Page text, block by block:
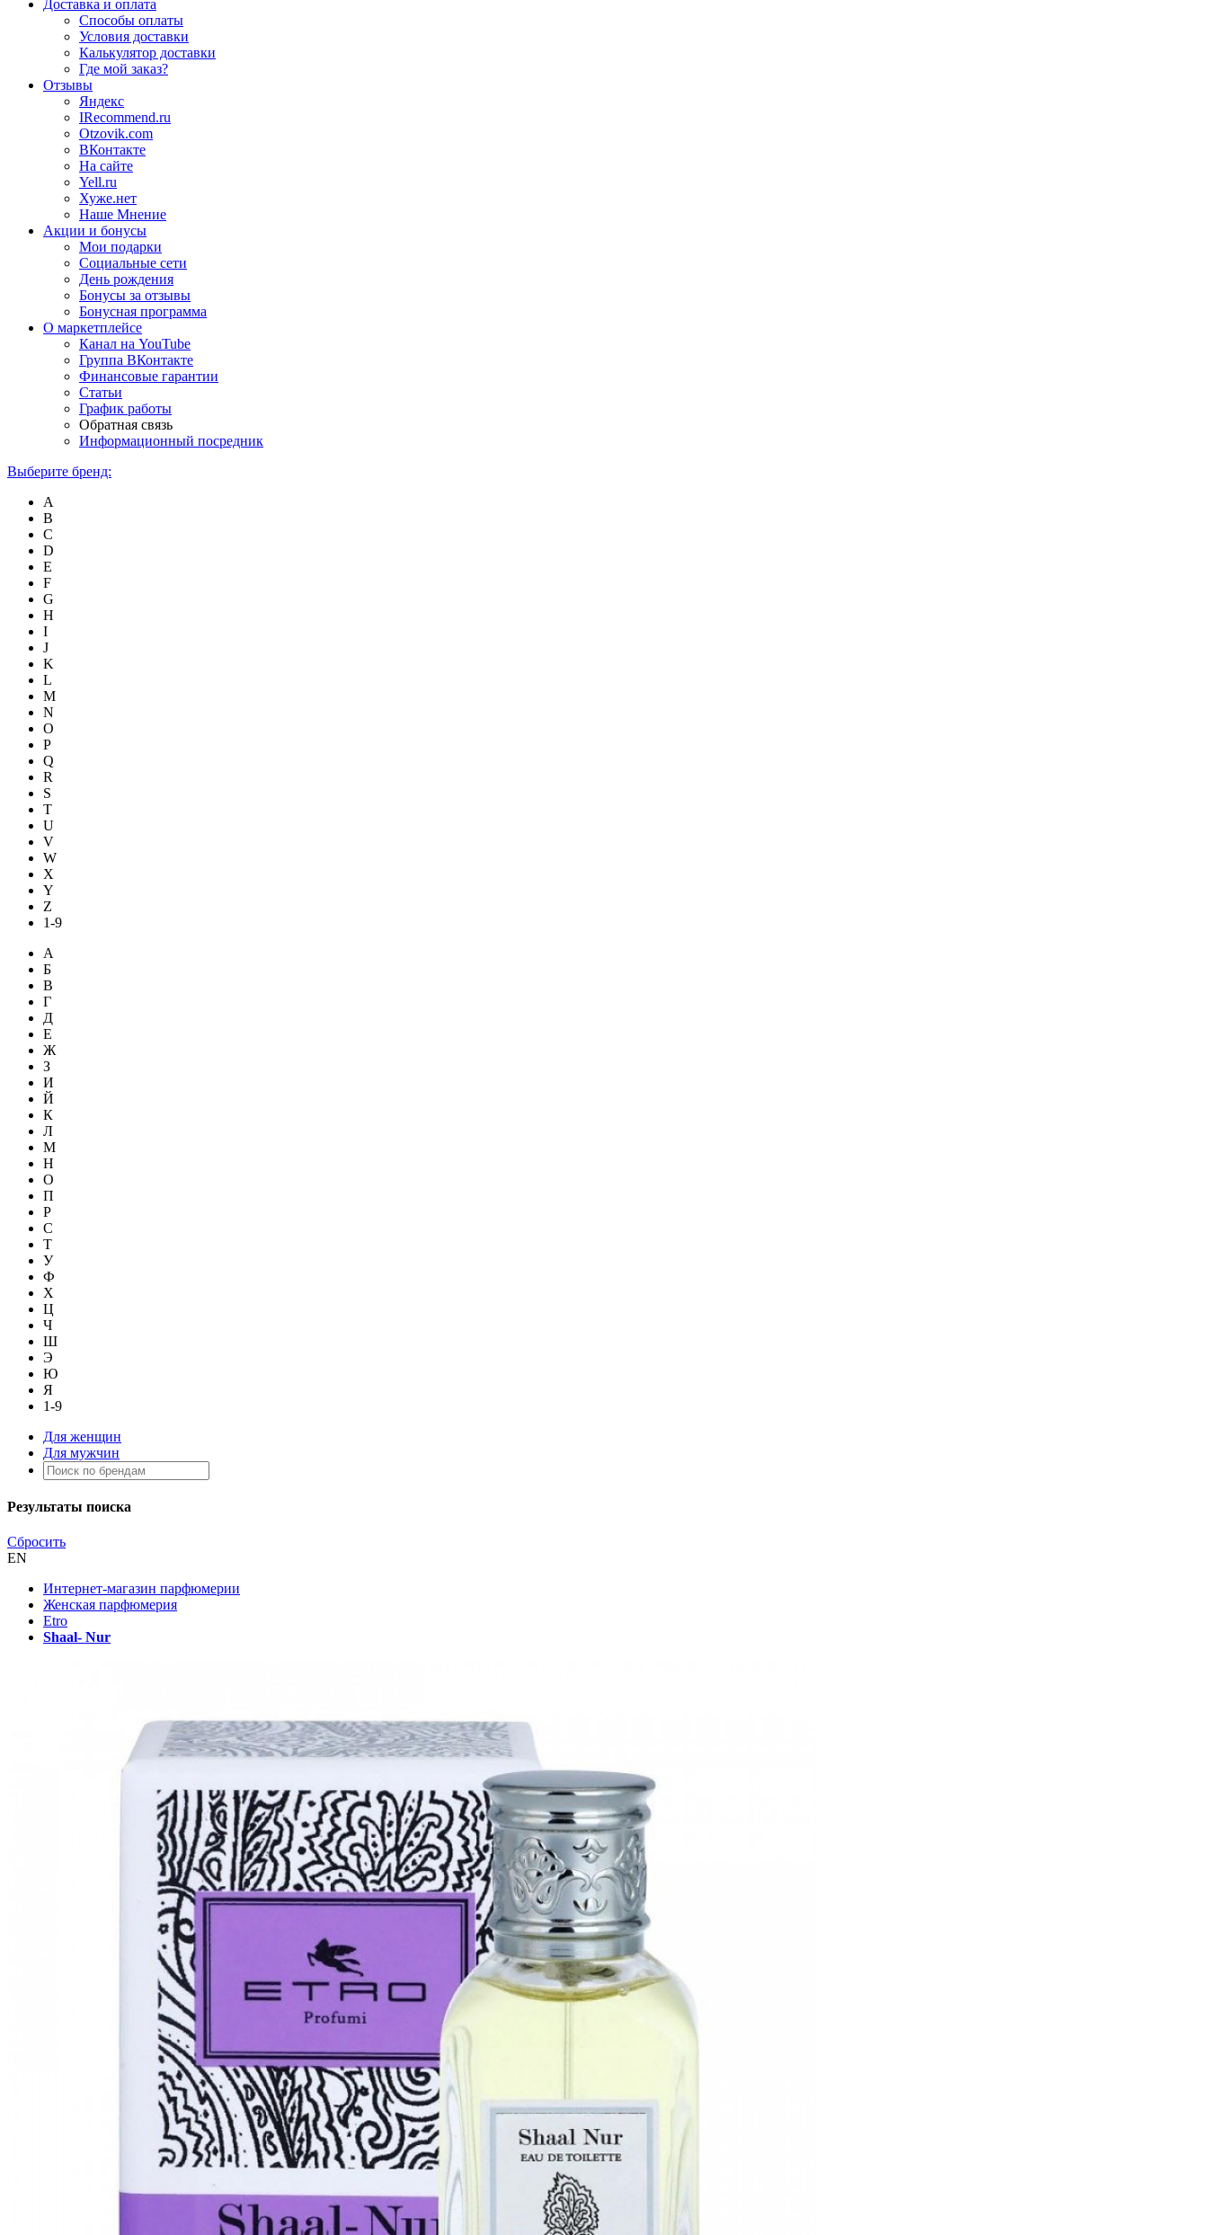
Доставка и оплата
Способы оплаты
Условия доставки
Калькулятор доставки
Где мой заказ?
Отзывы
Яндекс
IRecommend.ru
Otzovik.com
ВКонтакте
На сайте
Yell.ru
Хуже.нет
Наше Мнение
Акции и бонусы
Мои подарки
Социальные сети
День рождения
Бонусы за отзывы
Бонусная программа
О маркетплейсе
Канал на YouTube
Группа ВКонтакте
Финансовые гарантии
Статьи
График работы
Обратная связь
Информационный посредник
Выберите бренд:
A
B
C
D
E
F
G
H
I
J
K
L
M
N
O
P
Q
R
S
T
U
V
W
X
Y
Z
1-9
А
Б
В
Г
Д
Е
Ж
З
И
Й
К
Л
М
Н
О
П
Р
С
Т
У
Ф
Х
Ц
Ч
Ш
Э
Ю
Я
1-9
Для женщин
Для мужчин
Результаты поиска
Сбросить
EN
Интернет-магазин парфюмерии
Женская парфюмерия
Etro
Shaal- Nur